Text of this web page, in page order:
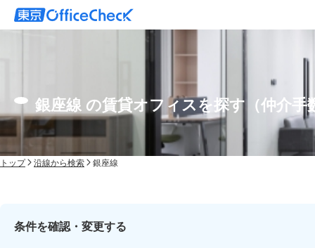
銀座線 の賃貸オフィスを探す（仲介手
トップ 沿線から検索 銀座線
条件を確認・変更する